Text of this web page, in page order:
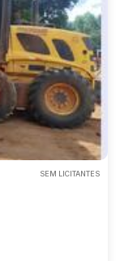
SEM LICITANTES